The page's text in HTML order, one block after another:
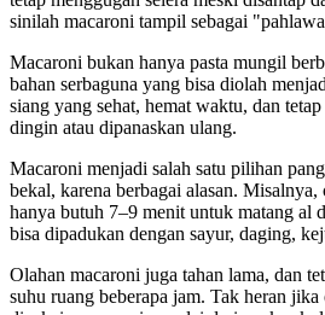
sinilah macaroni tampil sebagai
Macaroni bukan hanya pasta mungil
bahan serbaguna yang bisa diolah
siang yang sehat, hemat waktu, dan
dingin atau dipanaskan ulang.
Macaroni menjadi salah satu pilihan
bekal, karena berbagai alasan. Misalnya,
hanya butuh 7–9 menit untuk matang al
bisa dipadukan dengan sayur, daging,
Olahan macaroni juga tahan lama, dan
suhu ruang beberapa jam. Tak heran